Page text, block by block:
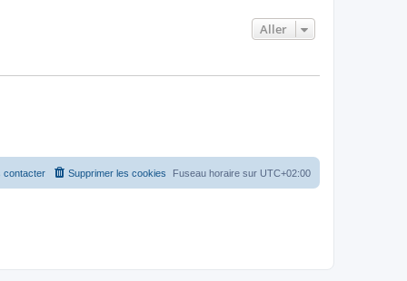
a
Aller
Fuseau horaire sur UTC+02:00
Supprimer les cookies
contacter